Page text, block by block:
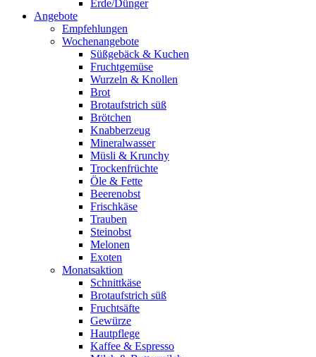
Erde/Dünger
Angebote
Empfehlungen
Wochenangebote
Süßgebäck & Kuchen
Fruchtgemüse
Wurzeln & Knollen
Brot
Brotaufstrich süß
Brötchen
Knabberzeug
Mineralwasser
Müsli & Krunchy
Trockenfrüchte
Öle & Fette
Beerenobst
Frischkäse
Trauben
Steinobst
Melonen
Exoten
Monatsaktion
Schnittkäse
Brotaufstrich süß
Fruchtsäfte
Gewürze
Hautpflege
Kaffee & Espresso